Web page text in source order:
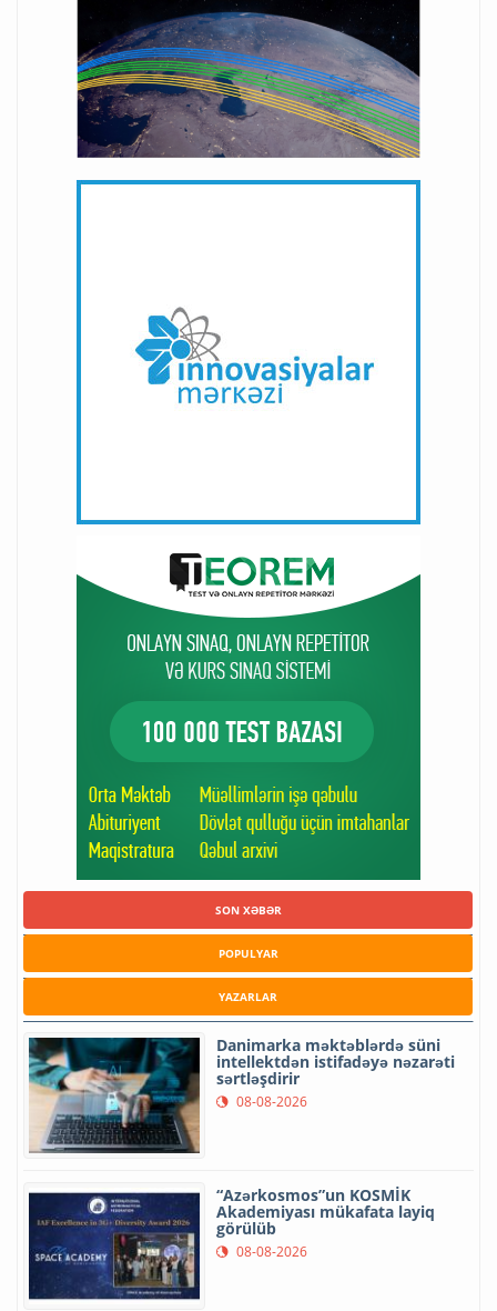
SON XƏBƏR
POPULYAR
YAZARLAR
Danimarka məktəblərdə süni
intellektdən istifadəyə nəzarəti
sərtləşdirir
08-08-2026
“Azərkosmos”un KOSMİK
Akademiyası mükafata layiq
görülüb
08-08-2026